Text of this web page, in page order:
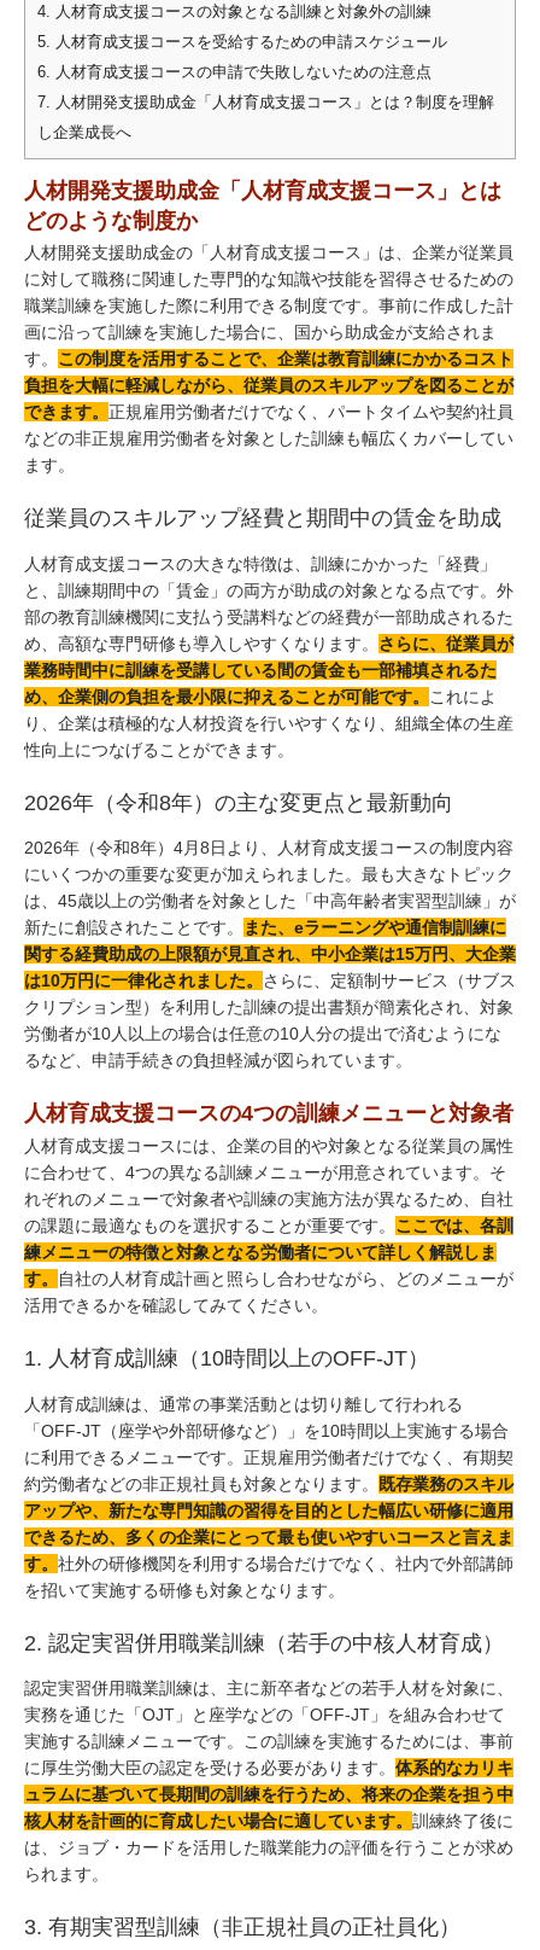
4.
人材育成支援コースの対象となる訓練と対象外の訓練
5.
人材育成支援コースを受給するための申請スケジュール
6.
人材育成支援コースの申請で失敗しないための注意点
7.
人材開発支援助成金「人材育成支援コース」とは？制度を理解
し企業成長へ
人材開発支援助成金「人材育成支援コース」とは
どのような制度か
人材開発支援助成金の「人材育成支援コース」は、企業が従業員
に対して職務に関連した専門的な知識や技能を習得させるための
職業訓練を実施した際に利用できる制度です。事前に作成した計
画に沿って訓練を実施した場合に、国から助成金が支給されま
す。 この制度を活用することで、企業は教育訓練にかかるコスト
負担を大幅に軽減しながら、従業員のスキルアップを図ることが
できます。 正規雇用労働者だけでなく、パートタイムや契約社員
などの非正規雇用労働者を対象とした訓練も幅広くカバーしてい
ます。
従業員のスキルアップ経費と期間中の賃金を助成
人材育成支援コースの大きな特徴は、訓練にかかった「経費」
と、訓練期間中の「賃金」の両方が助成の対象となる点です。外
部の教育訓練機関に支払う受講料などの経費が一部助成されるた
め、高額な専門研修も導入しやすくなります。 さらに、従業員が
業務時間中に訓練を受講している間の賃金も一部補填されるた
め、企業側の負担を最小限に抑えることが可能です。
これによ
り、企業は積極的な人材投資を行いやすくなり、組織全体の生産
性向上につなげることができます。
2026年（令和8年）の主な変更点と最新動向
2026年（令和8年）4月8日より、人材育成支援コースの制度内容
にいくつかの重要な変更が加えられました。最も大きなトピック
は、45歳以上の労働者を対象とした「中高年齢者実習型訓練」が
新たに創設されたことです。
また、eラーニングや通信制訓練に
関する経費助成の上限額が見直され、中小企業は15万円、大企業
は10万円に一律化されました。 さらに、定額制サービス（サブス
クリプション型）を利用した訓練の提出書類が簡素化され、対象
労働者が10人以上の場合は任意の10人分の提出で済むようにな
るなど、申請手続きの負担軽減が図られています。
人材育成支援コースの4つの訓練メニューと対象者
人材育成支援コースには、企業の目的や対象となる従業員の属性
に合わせて、4つの異なる訓練メニューが用意されています。そ
れぞれのメニューで対象者や訓練の実施方法が異なるため、自社
の課題に最適なものを選択することが重要です。 ここでは、各訓
練メニューの特徴と対象となる労働者について詳しく解説しま
す。
自社の人材育成計画と照らし合わせながら、どのメニューが
活用できるかを確認してみてください。
1. 人材育成訓練（10時間以上のOFF-JT）
人材育成訓練は、通常の事業活動とは切り離して行われる
「OFF-JT（座学や外部研修など）」を10時間以上実施する場合
に利用できるメニューです。正規雇用労働者だけでなく、有期契
約労働者などの非正規社員も対象となります。 既存業務のスキル
アップや、新たな専門知識の習得を目的とした幅広い研修に適用
できるため、多くの企業にとって最も使いやすいコースと言えま
す。 社外の研修機関を利用する場合だけでなく、社内で外部講師
を招いて実施する研修も対象となります。
2. 認定実習併用職業訓練（若手の中核人材育成）
認定実習併用職業訓練は、主に新卒者などの若手人材を対象に、
実務を通じた「OJT」と座学などの「OFF-JT」を組み合わせて
実施する訓練メニューです。この訓練を実施するためには、事前
に厚生労働大臣の認定を受ける必要があります。 体系的なカリキ
ュラムに基づいて長期間の訓練を行うため、将来の企業を担う中
核人材を計画的に育成したい場合に適しています。 訓練終了後に
は、ジョブ・カードを活用した職業能力の評価を行うことが求め
られます。
3. 有期実習型訓練（非正規社員の正社員化）